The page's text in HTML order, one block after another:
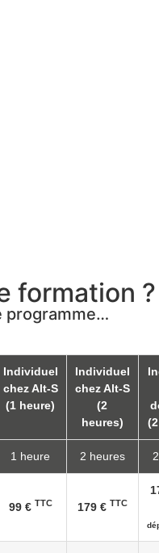
formation ?
programme…
Individuel
chez Alt-S
(1 heure)
Individuel
chez Alt-S
(2
heures)
1 heure 2 heures
99 € TTC 179 € TTC